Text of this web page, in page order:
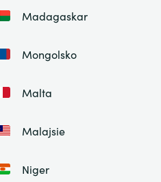
Madagaskar
Mongolsko
Malta
Malajsie
Niger